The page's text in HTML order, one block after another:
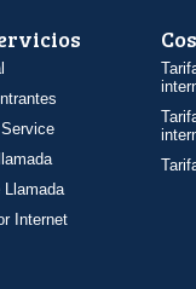
Llamada
Internet